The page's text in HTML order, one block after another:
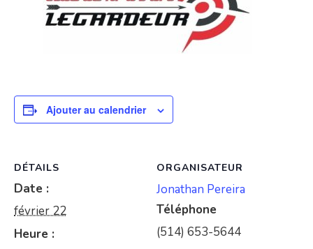
Ajouter au calendrier
DÉTAILS
Date :
février 22
Heure :
ORGANISATEUR
Jonathan Pereira
Téléphone
(514) 653-5644